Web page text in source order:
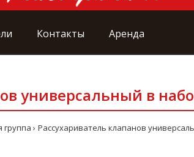
Контакты Аренда
универсальный в
группа Рассухариватель клапанов